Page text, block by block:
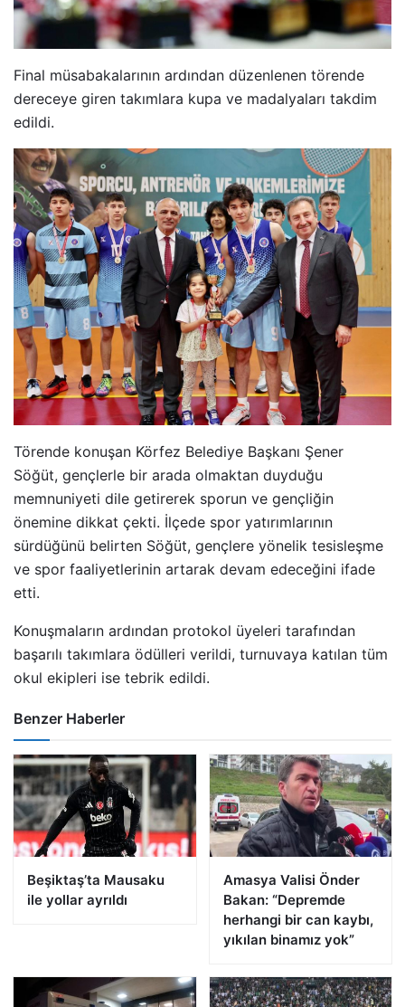
Final müsabakalarının ardından düzenlenen törende
dereceye giren takımlara kupa ve madalyaları takdim
edildi.
Törende konuşan Körfez Belediye Başkanı Şener
Söğüt, gençlerle bir arada olmaktan duyduğu
memnuniyeti dile getirerek sporun ve gençliğin
önemine dikkat çekti. İlçede spor yatırımlarının
sürdüğünü belirten Söğüt, gençlere yönelik tesisleşme
ve spor faaliyetlerinin artarak devam edeceğini ifade
etti.
Konuşmaların ardından protokol üyeleri tarafından
başarılı takımlara ödülleri verildi, turnuvaya katılan tüm
okul ekipleri ise tebrik edildi.
Benzer Haberler
Beşiktaş’ta Mausaku
ile yollar ayrıldı
Amasya Valisi Önder
Bakan: “Depremde
herhangi bir can kaybı,
yıkılan binamız yok”